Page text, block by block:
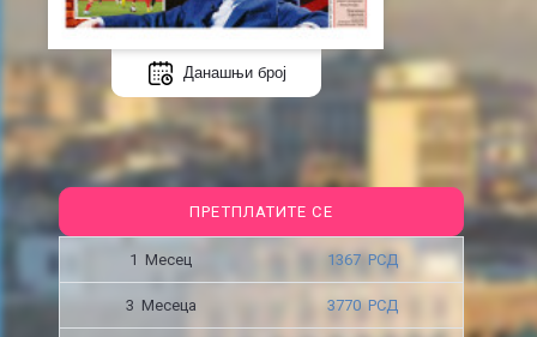
Данашњи број
ПРЕТПЛАТИТЕ СЕ
1 Месец 1367 РСД
3 Месецa 3770 РСД